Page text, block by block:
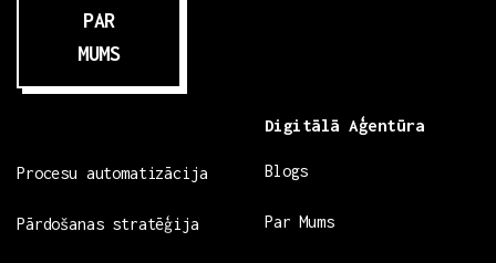
PAR
MUMS
Procesu automatizācija
Pārdošanas stratēģija
Digitālā Aģentūra
Blogs
Par Mums